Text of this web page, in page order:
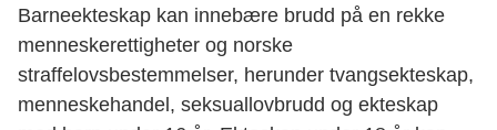
Barneekteskap kan innebære brudd på en rekke
menneskerettigheter og norske
straffelovsbestemmelser, herunder tvangsekteskap,
menneskehandel, seksuallovbrudd og ekteskap